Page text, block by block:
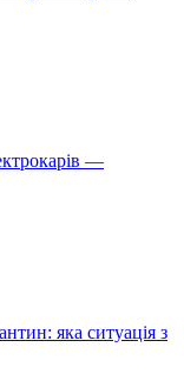
—
яка ситуація з